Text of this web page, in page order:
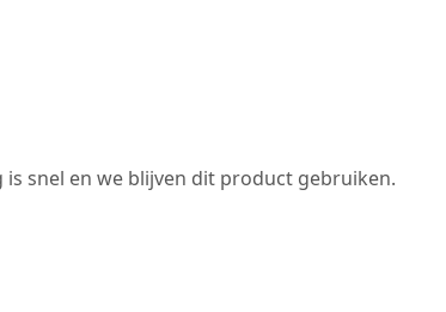
snel en we blijven dit product gebruiken.